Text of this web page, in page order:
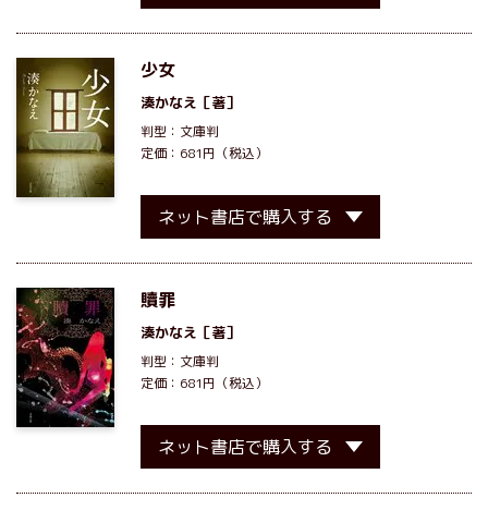
少女
湊かなえ ［著］
判型：文庫判
定価：681円（税込）
ネット書店で購入する
贖罪
湊かなえ ［著］
判型：文庫判
定価：681円（税込）
ネット書店で購入する